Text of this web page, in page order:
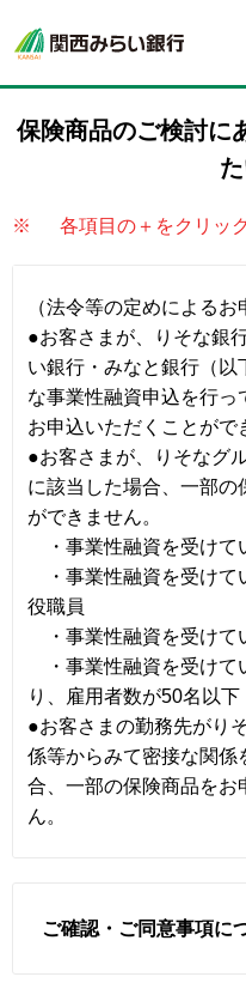
保険商品のご検討に
※ 各項目の＋をクリッ
（法令等の定めによる
●お客さまが、りそな銀
い銀行・みなと銀行（以
な事業性融資申込を行っ
お申込いただくことがで
●お客さまが、りそなグ
に該当した場合、一部の
ができません。
・事業性融資を受けて
・事業性融資を受けて
役職員
・事業性融資を受けて
・事業性融資を受けて
り、雇用者数が50名以下
●お客さまの勤務先がり
係等からみて密接な関係
合、一部の保険商品をお
ん。
ご確認・ご同意事項に